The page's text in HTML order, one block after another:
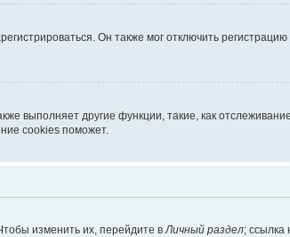
Он также мог отключить
выполняет другие функции, такие, как
cookies поможет.
изменить их, перейдите в Личный раздел; ссылка